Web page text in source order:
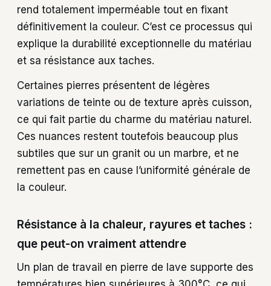
rend totalement imperméable tout en fixant
définitivement la couleur. C’est ce processus qui
explique la durabilité exceptionnelle du matériau
et sa résistance aux taches.
Certaines pierres présentent de légères
variations de teinte ou de texture après cuisson,
ce qui fait partie du charme du matériau naturel.
Ces nuances restent toutefois beaucoup plus
subtiles que sur un granit ou un marbre, et ne
remettent pas en cause l’uniformité générale de
la couleur.
Résistance à la chaleur, rayures et taches :
que peut-on vraiment attendre
Un plan de travail en pierre de lave supporte des